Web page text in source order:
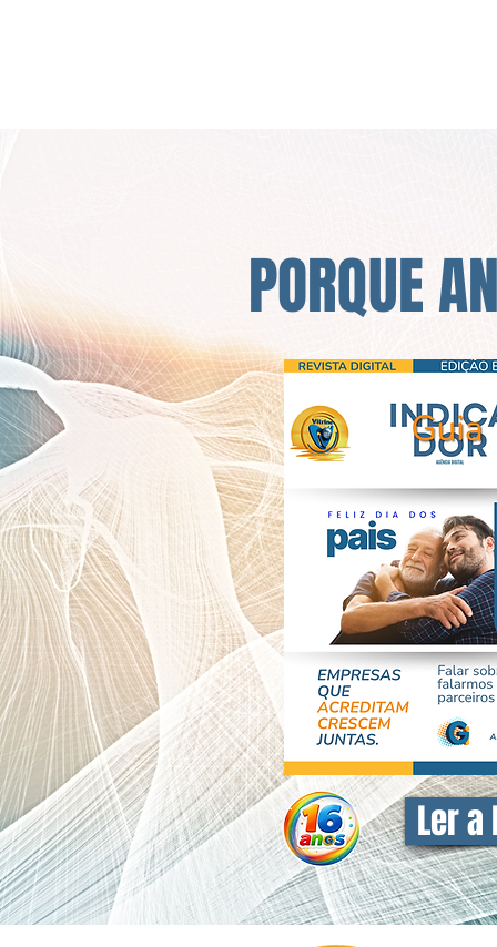
PORQUE
Ler a